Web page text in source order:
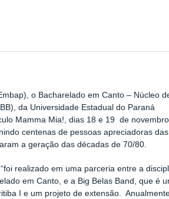
o Bacharelado em Canto – Núcleo
da Universidade Estadual do Paraná
Mamma Mia!, dias 18 e 19 de
centenas de pessoas apreciadoras das
a geração das décadas de 70/80.
realizado em uma parceria entre a
em Canto, e a Big Belas Band, que é
I e um projeto de extensão.